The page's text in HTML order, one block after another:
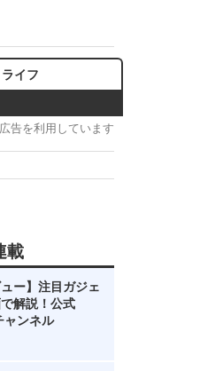
ライフ
告を利用しています
載
ュー】注目ガジェ
解説！公式
ンネル